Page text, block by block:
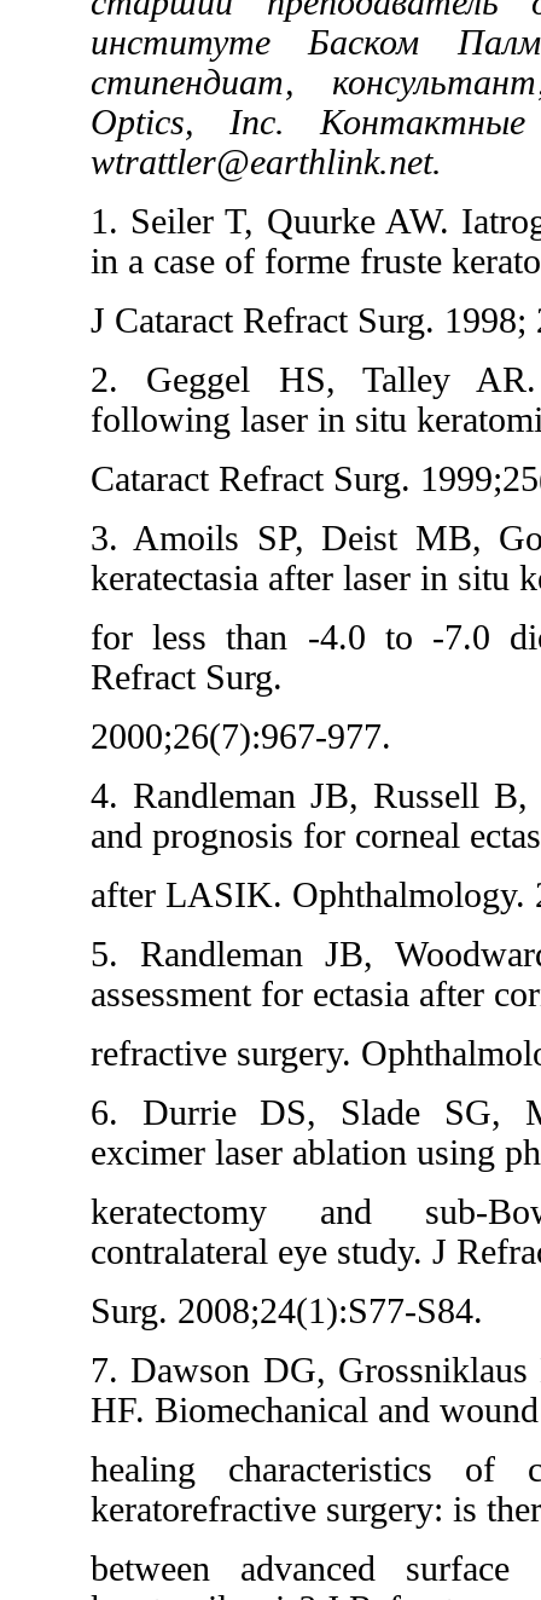
институте Баском
стипендиат,
Optics, Inc. Контактные
wtrattler@earthlink.net.
1. Seiler T, Quurke AW.
in a case of forme fruste
J Cataract Refract Surg.
2. Geggel HS, Talley AR.
following laser in situ
Cataract Refract Surg.
3. Amoils SP, Deist MB,
keratectasia after laser in situ
for less than -4.0 to -7.0
Refract Surg.
2000;26(7):967-977.
4. Randleman JB, Russell
and prognosis for corneal
after LASIK. Ophthalmology.
5. Randleman JB,
assessment for ectasia after
refractive surgery.
6. Durrie DS, Slade SG,
excimer laser ablation using
keratectomy and sub-
contralateral eye study. J
Surg. 2008;24(1):S77-S84.
7. Dawson DG,
HF. Biomechanical and wound
healing characteristics of
keratorefractive surgery: is
between advanced surface